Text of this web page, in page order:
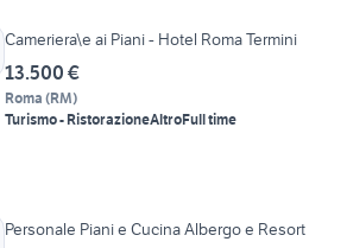
Cameriera\e ai Piani - Hotel Roma Termini
13.500 €
Roma (RM)
Turismo - RistorazioneAltroFull time
Personale Piani e Cucina Albergo e Resort